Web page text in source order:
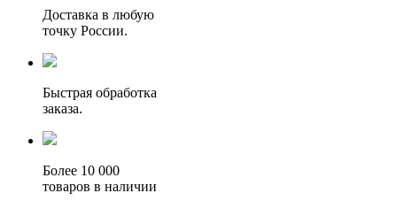
Доставка в любую
точку России.
Быстрая обработка
заказа.
Более 10 000
товаров в наличии